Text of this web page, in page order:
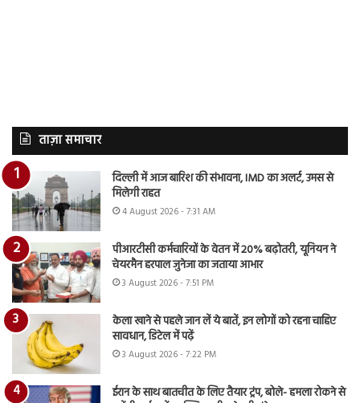
ताज़ा समाचार
दिल्ली में आज बारिश की संभावना, IMD का अलर्ट, उमस से
मिलेगी राहत
4 August 2026 - 7:31 AM
पीआरटीसी कर्मचारियों के वेतन में 20% बढ़ोतरी, यूनियन ने
चेयरमैन हरपाल जुनेजा का जताया आभार
3 August 2026 - 7:51 PM
केला खाने से पहले जान लें ये बातें, इन लोगों को रहना चाहिए
सावधान, डिटेल में पढ़ें
3 August 2026 - 7:22 PM
ईरान के साथ बातचीत के लिए तैयार ट्रंप, बोले- हमला रोकने से